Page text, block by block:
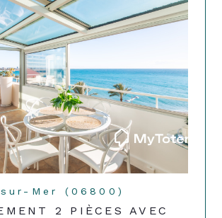
Mer (06800)
2 PIÈCES AVEC